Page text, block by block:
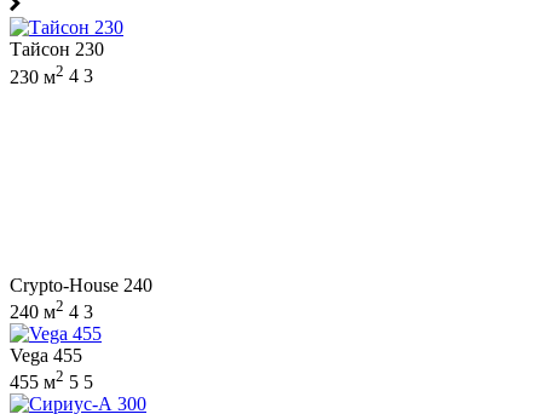
Тайсон 230
230 м2 4 3
Crypto-House 240
240 м2 4 3
Vega 455
455 м2 5 5